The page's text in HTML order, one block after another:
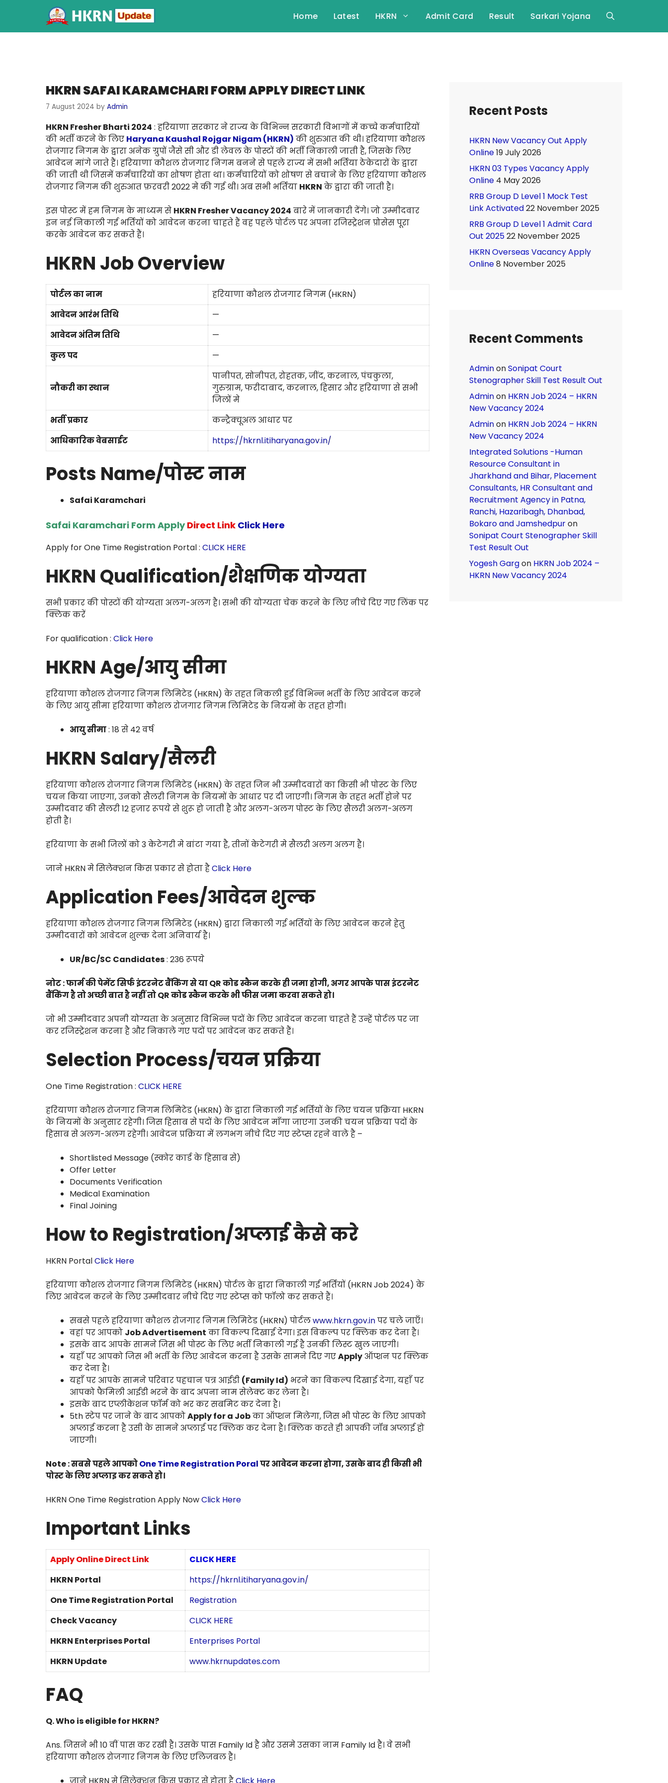
Home Latest HKRN Admit Card Result Sarkari Yojana
HKRN SAFAI KARAMCHARI FORM APPLY DIRECT LINK
7 August 2024 by Admin
HKRN Fresher Bharti 2024 : हरियाणा सरकार ने राज्य के विभिन्न सरकारी विभागों में कच्चे कर्मचारियों
की भर्ती करने के लिए Haryana Kaushal Rojgar Nigam (HKRN) की शुरुआत की थी। हरियाणा कौशल
रोजगार निगम के द्वारा अनेक ग्रुपों जैसे सी और डी लेवल के पोस्टों की भर्ती निकाली जाती है, जिसके लिए
आवेदन मांगे जाते हैं। हरियाणा कौशल रोजगार निगम बनने से पहले राज्य में सभी भर्तिया ठेकेदारों के द्वारा
की जाती थी जिसमें कर्मचारियों का शोषण होता था। कर्मचारियों को शोषण से बचाने के लिए हरियाणा कौशल
रोजगार निगम की शुरुआत फ़रवरी 2022 मे की गई थी। अब सभी भर्तिया HKRN के द्वारा की जाती है।
इस पोस्ट में हम निगम के माध्यम से HKRN Fresher Vacancy 2024 बारे में जानकारी देंगे। जो उम्मीदवार
इन नई निकाली गई भर्तियों को आवेदन करना चाहते हैं वह पहले पोर्टल पर अपना रजिस्ट्रेशन प्रोसेस पूरा
करके आवेदन कर सकते हैं।
HKRN Job Overview
पोर्टल का नाम
हरियाणा कौशल रोजगार निगम (HKRN)
आवेदन आरंभ तिथि
—
आवेदन अंतिम तिथि
—
कुल पद
—
नौकरी का स्थान
पानीपत, सोनीपत, रोहतक, जींद, करनाल, पंचकुला,
गुरुग्राम, फरीदाबाद, करनाल, हिसार और हरियाणा से सभी
जिलों मे
भर्ती प्रकार
कन्ट्रैक्चूअल आधार पर
आधिकारिक वेबसाईट
https://hkrnl.itiharyana.gov.in/
Posts Name/पोस्ट नाम
Safai Karamchari
Safai Karamchari Form ApplyDirect Link Click Here
Apply for One Time Registration Portal : CLICK HERE
HKRN Qualification/शैक्षणिक योग्यता
सभी प्रकार की पोस्टों की योग्यता अलग-अलग है। सभी की योग्यता चेक करने के लिए नीचे दिए गए लिंक पर
क्लिक करें
For qualification : Click Here
HKRN Age/आयु सीमा
हरियाणा कौशल रोजगार निगम लिमिटेड (HKRN) के तहत निकली हुई विभिन्न भर्ती के लिए आवेदन करने
के लिए आयु सीमा हरियाणा कौशल रोजगार निगम लिमिटेड के नियमों के तहत होगी।
आयु सीमा: 18 से 42 वर्ष
HKRN Salary/सैलरी
हरियाणा कौशल रोजगार निगम लिमिटेड (HKRN) के तहत जिन भी उम्मीदवारों का किसी भी पोस्ट के लिए
चयन किया जाएगा, उनको सैलरी निगम के नियमों के आधार पर दी जाएगी। निगम के तहत भर्ती होने पर
उम्मीदवार की सैलरी 12 हजार रूपये से शुरू हो जाती है और अलग-अलग पोस्ट के लिए सैलरी अलग-अलग
होती है।
हरियाणा के सभी जिलों को 3 केटेगरी मे बांटा गया है, तीनों केटेगरी मे सैलरी अलग अलग है।
जाने HKRN मे सिलेक्शन किस प्रकार से होता हैClick Here
Application Fees/आवेदन शुल्क
हरियाणा कौशल रोजगार निगम लिमिटेड (HKRN) द्वारा निकाली गई भर्तियों के लिए आवेदन करने हेतु
उम्मीदवारों को आवेदन शुल्क देना अनिवार्य है।
UR/BC/SC Candidates: 236 रूपये
नोट : फार्म की पेमेंट सिर्फ इंटरनेट बैंकिंग से या QR कोड स्कैन करके ही जमा होगी, अगर आपके पास इंटरनेट
बैंकिंग है तो अच्छी बात है नहीं तो QR कोड स्कैन करके भी फीस जमा करवा सकते हो।
जो भी उम्मीदवार अपनी योग्यता के अनुसार विभिन्न पदों के लिए आवेदन करना चाहते हैं उन्हें पोर्टल पर जा
कर रजिस्ट्रेशन करना है और निकाले गए पदों पर आवेदन कर सकते हैं।
Selection Process/चयन प्रक्रिया
One Time Registration : CLICK HERE
हरियाणा कौशल रोजगार निगम लिमिटेड (HKRN) के द्वारा निकाली गई भर्तियों के लिए चयन प्रक्रिया HKRN
के नियमों के अनुसार रहेगी। जिस हिसाब से पदों के लिए आवेदन माँगा जाएगा उनकी चयन प्रक्रिया पदों के
हिसाब से अलग-अलग रहेगी। आवेदन प्रक्रिया में लगभग नीचे दिए गए स्टेप्स रहने वाले है –
Shortlisted Message (स्कोर कार्ड के हिसाब से)
Offer Letter
Documents Verification
Medical Examination
Final Joining
How to Registration/अप्लाई कैसे करे
HKRN PortalClick Here
हरियाणा कौशल रोजगार निगम लिमिटेड (HKRN) पोर्टल के द्वारा निकाली गई भर्तियों (HKRN Job 2024) के
लिए आवेदन करने के लिए उम्मीदवार नीचे दिए गए स्टेप्स को फॉलो कर सकते हैं।
सबसे पहले हरियाणा कौशल रोजगार निगम लिमिटेड (HKRN) पोर्टलwww.hkrn.gov.inपर चले जाएँ।
वहां पर आपको Job Advertisement का विकल्प दिखाई देगा। इस विकल्प पर क्लिक कर देना है।
इसके बाद आपके सामने जिस भी पोस्ट के लिए भर्ती निकाली गई है उनकी लिस्ट खुल जाएगी।
यहाँ पर आपको जिस भी भर्ती के लिए आवेदन करना है उसके सामने दिए गएApply ऑप्शन पर क्लिक
कर देना है।
यहाँ पर आपके सामने परिवार पहचान पत्र आईडी (Family Id) भरने का विकल्प दिखाई देगा, यहाँ पर
आपको फैमिली आईडी भरने के बाद अपना नाम सेलेक्ट कर लेना है।
इसके बाद एप्लीकेशन फॉर्म को भर कर सबमिट कर देना है।
5th स्टेप पर जाने के बाद आपकोApply for a Jobका ऑप्शन मिलेगा, जिस भी पोस्ट के लिए आपको
अप्लाई करना है उसी के सामने अप्लाई पर क्लिक कर देना है। क्लिक करते ही आपकी जॉब अप्लाई हो
जाएगी।
Note : सबसे पहले आपकोOne Time Registration Poralपर आवेदन करना होगा, उसके बाद ही किसी भी
पोस्ट के लिए अप्लाइ कर सकते हो।
HKRN One Time Registration Apply NowClick Here
Important Links
Apply Online Direct Link
CLICK HERE
HKRN Portal
https://hkrnl.itiharyana.gov.in/
One Time Registration Portal
Registration
Check Vacancy
CLICK HERE
HKRN Enterprises Portal
Enterprises Portal
HKRN Update
www.hkrnupdates.com
FAQ
Q.Who is eligible for HKRN?
Ans. जिसने भी 10 वीं पास कर रखी है। उसके पास Family Id है और उसमे उसका नाम Family Id है। वे सभी
हरियाणा कौशल रोजगार निगम के लिए एलिजबल है।
Recent Posts
HKRN New Vacancy Out Apply
Online19 July 2026
HKRN 03 Types Vacancy Apply
Online 4 May 2026
RRB Group D Level 1 Mock Test
Link Activated22 November 2025
RRB Group D Level 1 Admit Card
Out 202522 November 2025
HKRN Overseas Vacancy Apply
Online8 November 2025
Recent Comments
AdminonSonipat Court
Stenographer Skill Test Result Out
Adminon HKRN Job 2024 – HKRN
New Vacancy 2024
Adminon HKRN Job 2024 – HKRN
New Vacancy 2024
Integrated Solutions -Human
Resource Consultant in
Jharkhand and Bihar, Placement
Consultants, HR Consultant and
Recruitment Agency in Patna,
Ranchi, Hazaribagh, Dhanbad,
Bokaro and Jamshedpuron
Sonipat Court Stenographer Skill
Test Result Out
Yogesh Gargon HKRN Job 2024 –
HKRN New Vacancy 2024